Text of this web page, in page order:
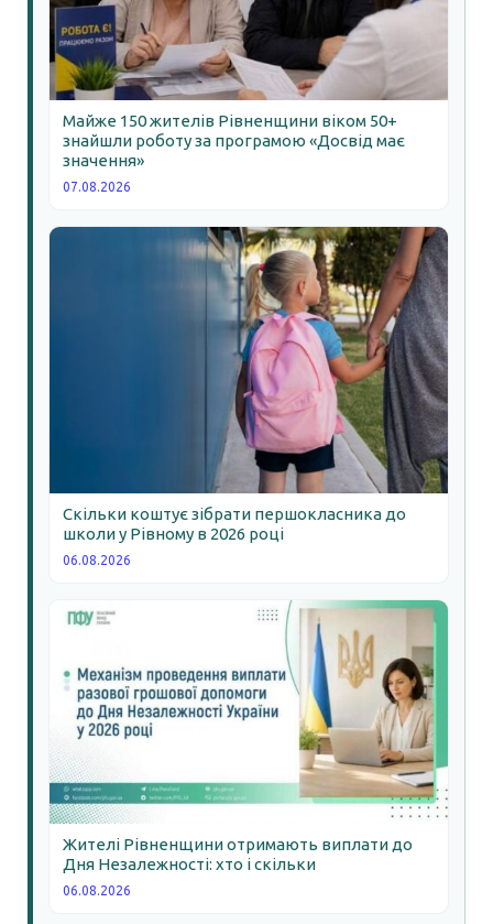
Майже 150 жителів Рівненщини віком 50+
знайшли роботу за програмою «Досвід має
значення»
07.08.2026
Скільки коштує зібрати першокласника до
школи у Рівному в 2026 році
06.08.2026
Жителі Рівненщини отримають виплати до
Дня Незалежності: хто і скільки
06.08.2026